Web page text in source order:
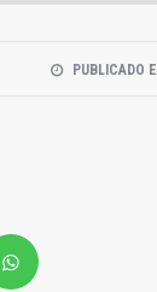
PUBLICADO